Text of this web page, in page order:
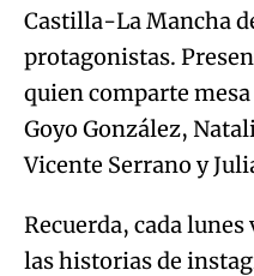
Castilla-La Mancha
protagonistas.
quien comparte
Goyo González,
Vicente Serrano y
Recuerda, cada
las historias de